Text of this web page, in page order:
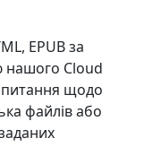
EPUB за
нашого Cloud
щодо
файлів або